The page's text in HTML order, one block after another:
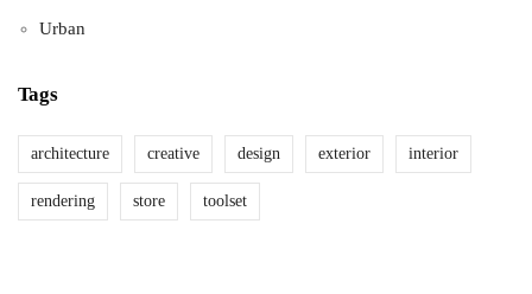
Urban
Tags
architecture creative design exterior interior
rendering store toolset